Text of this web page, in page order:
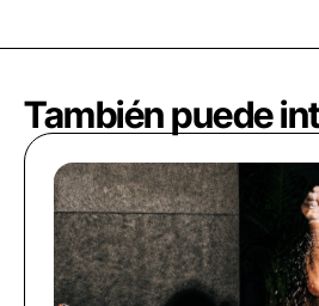
También puede